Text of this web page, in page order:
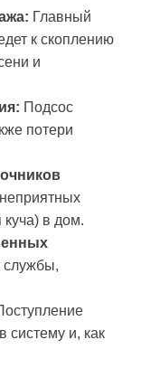
Главный
к скоплению
и
Подсос
потери
куча) в дом.
службы,
систему и, как